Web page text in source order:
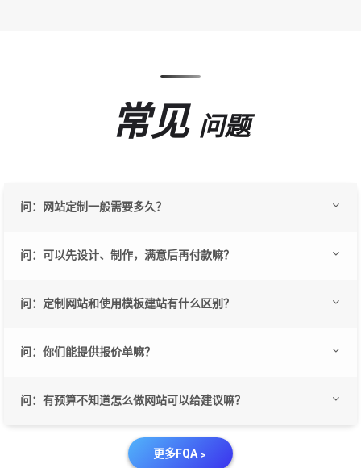
常见 问题
问：网站定制一般需要多久？
问：可以先设计、制作，满意后再付款嘛？
问：定制网站和使用模板建站有什么区别？
此基础上委托我们进行局部修改，并选择内容设计服务来完成个
问：你们能提供报价单嘛？
问：有预算不知道怎么做网站可以给建议嘛？
答：可以的，不过需要您给提供栏目内容，毕竟您的行业还是您
了解，我们给到的也仅仅是建议。
更多FQA﹥